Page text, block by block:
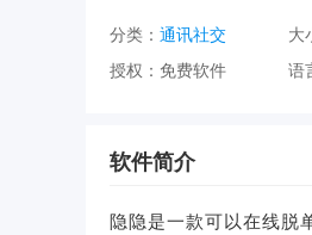
分类： 通讯社交 大
授权： 免费软件 语
软件简介
隐隐是一款可以在线脱